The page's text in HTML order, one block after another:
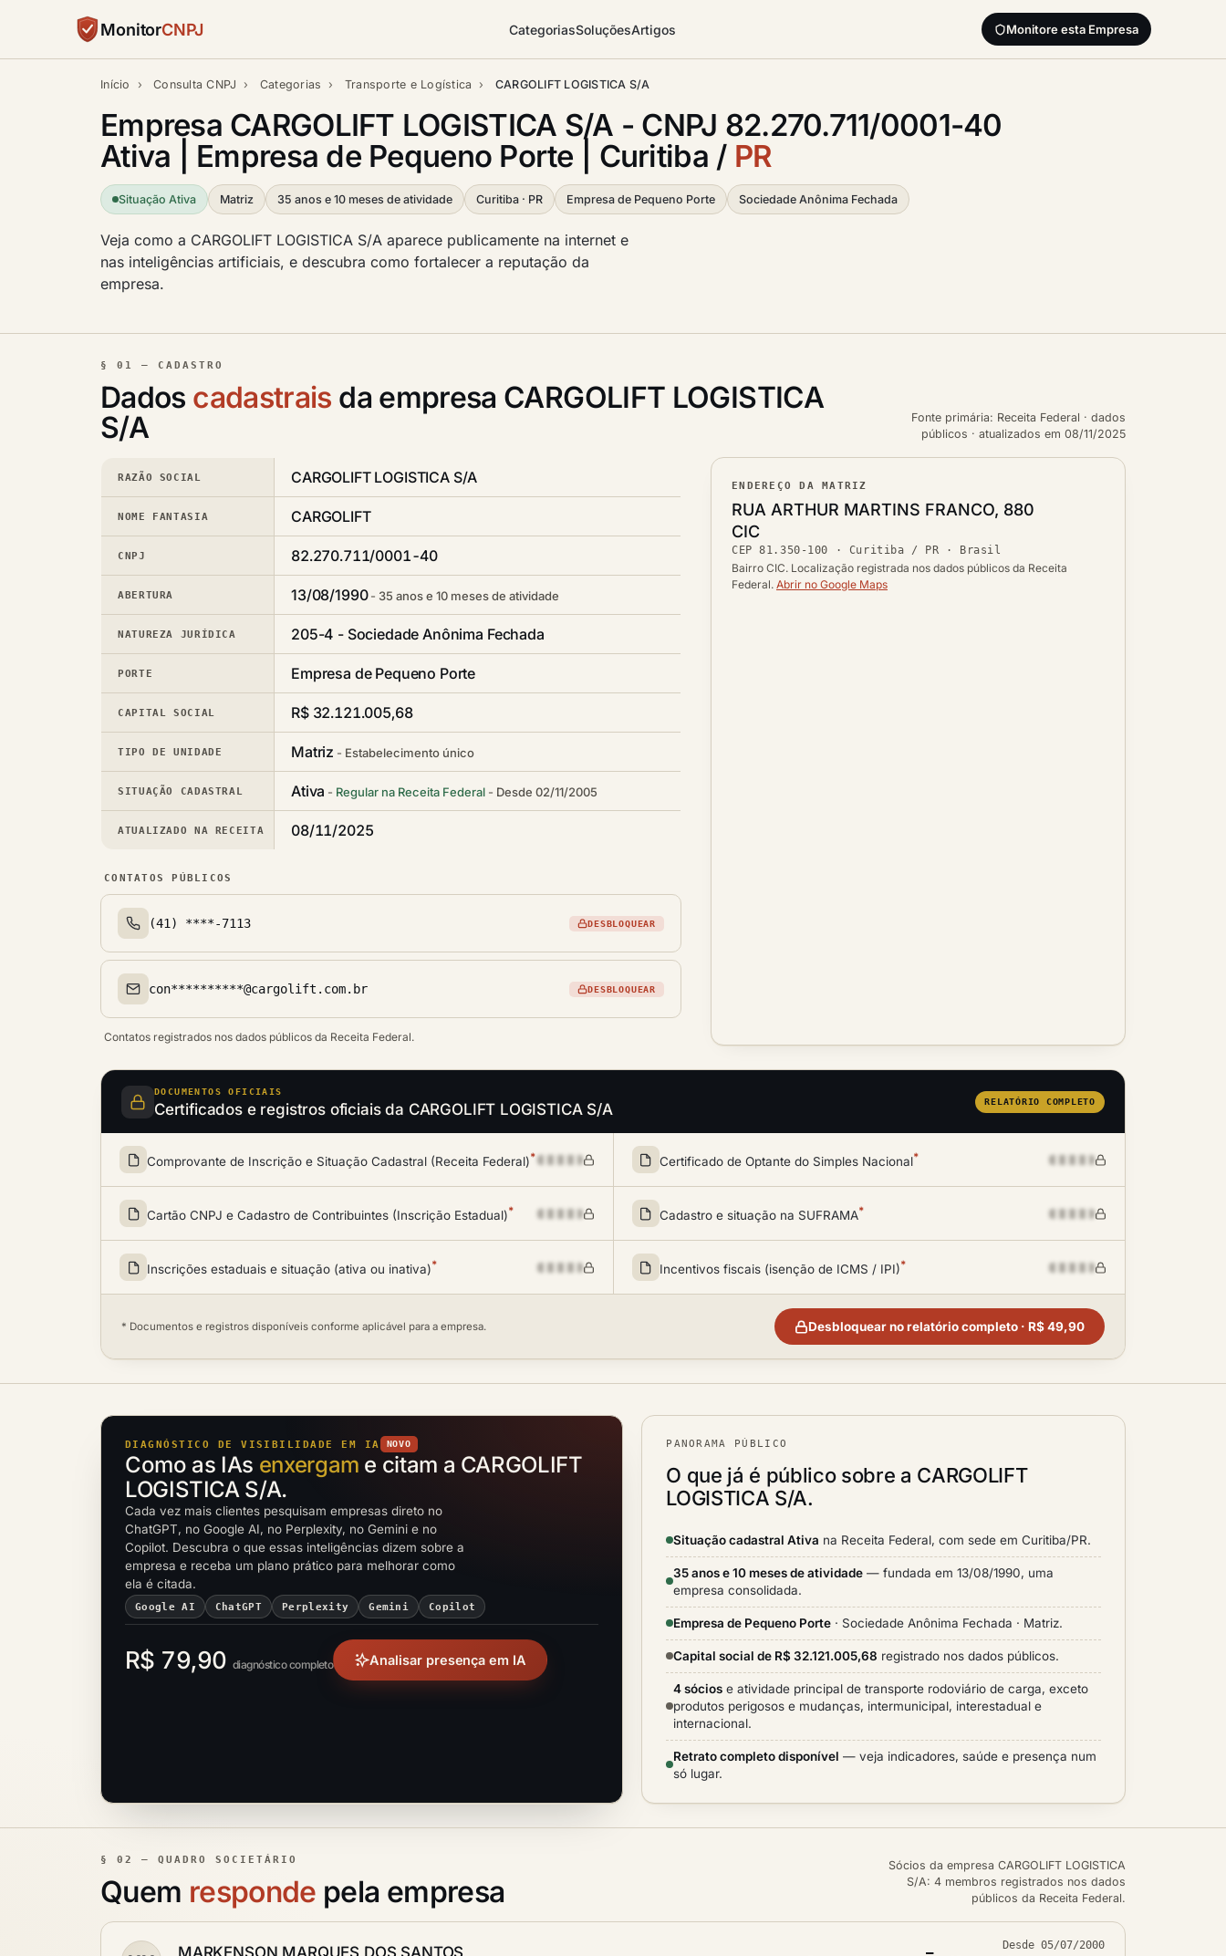
MonitorCNPJ CategoriasSoluçõesArtigos Monitore esta Empresa
Início › Consulta CNPJ › Categorias › Transporte e Logística › CARGOLIFT LOGISTICA S/A
Empresa CARGOLIFT LOGISTICA S/A - CNPJ 82.270.711/0001-40
Ativa | Empresa de Pequeno Porte | Curitiba / PR
Situação Ativa Matriz 35 anos e 10 meses de atividade Curitiba · PR Empresa de Pequeno Porte Sociedade Anônima Fechada
Veja como a CARGOLIFT LOGISTICA S/A aparece publicamente na internet e
nas inteligências artificiais, e descubra como fortalecer a reputação da
empresa.
§ 01 — CADASTRO
Dados cadastrais da empresa CARGOLIFT LOGISTICA
S/A
Fonte primária: Receita Federal · dados
públicos · atualizados em 08/11/2025
RAZÃO SOCIAL CARGOLIFT LOGISTICA S/A
NOME FANTASIA CARGOLIFT
CNPJ 82.270.711/0001-40
ABERTURA 13/08/1990 35 anos e 10 meses de atividade
NATUREZA JURÍDICA 205-4 - Sociedade Anônima Fechada
PORTE Empresa de Pequeno Porte
CAPITAL SOCIAL R$ 32.121.005,68
TIPO DE UNIDADE Matriz Estabelecimento único
SITUAÇÃO CADASTRAL Ativa Regular na Receita Federal Desde 02/11/2005
ATUALIZADO NA RECEITA 08/11/2025
CONTATOS PÚBLICOS
Telefone(s)
(41) ****-7113 DESBLOQUEAR
Email(s)
con**********@cargolift.com.br DESBLOQUEAR
Contatos registrados nos dados públicos da Receita Federal.
ENDEREÇO DA MATRIZ
Logradouro
RUA ARTHUR MARTINS FRANCO, 880
Bairro
CIC
CEP
CEP81.350-100 ·
Cidade / UF
Curitiba / PR · Brasil
Bairro CIC. Localização registrada nos dados públicos da Receita
Federal. Abrir no Google Maps
DOCUMENTOS OFICIAIS
Certificados e registros oficiais da CARGOLIFT LOGISTICA S/A RELATÓRIO COMPLETO
Comprovante de Inscrição e Situação Cadastral (Receita Federal)* Certificado de Optante do Simples Nacional*
Cartão CNPJ e Cadastro de Contribuintes (Inscrição Estadual)* Cadastro e situação na SUFRAMA*
Inscrições estaduais e situação (ativa ou inativa)* Incentivos fiscais (isenção de ICMS / IPI)*
* Documentos e registros disponíveis conforme aplicável para a empresa. Desbloquear no relatório completo · R$ 49,90
DIAGNÓSTICO DE VISIBILIDADE EM IA NOVO
Como as IAs enxergam e citam a CARGOLIFT
LOGISTICA S/A.
Cada vez mais clientes pesquisam empresas direto no
ChatGPT, no Google AI, no Perplexity, no Gemini e no
Copilot. Descubra o que essas inteligências dizem sobre a
empresa e receba um plano prático para melhorar como
ela é citada.
Google AI ChatGPT Perplexity Gemini Copilot
R$ 79,90 diagnóstico completo Analisar presença em IA
PANORAMA PÚBLICO
O que já é público sobre a CARGOLIFT
LOGISTICA S/A.
Situação cadastral Ativa na Receita Federal, com sede em Curitiba/PR.
35 anos e 10 meses de atividade — fundada em 13/08/1990, uma
empresa consolidada.
Empresa de Pequeno Porte · Sociedade Anônima Fechada · Matriz.
Capital social de R$ 32.121.005,68 registrado nos dados públicos.
4 sócios e atividade principal de transporte rodoviário de carga, exceto
produtos perigosos e mudanças, intermunicipal, interestadual e
internacional.
Retrato completo disponível — veja indicadores, saúde e presença num
só lugar.
§ 02 — QUADRO SOCIETÁRIO
Quem responde pela empresa
Sócios da empresa CARGOLIFT LOGISTICA
S/A: 4 membros registrados nos dados
públicos da Receita Federal.
MARKENSON MARQUES DOS SANTOS —
Desde 05/07/2000